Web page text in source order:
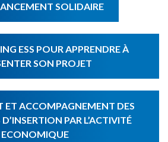
SOLIDAIRE
ESS POUR APPRENDRE À
SON PROJET
ET ACCOMPAGNEMENT DES
PAR L’ACTIVITÉ
ECONOMIQUE